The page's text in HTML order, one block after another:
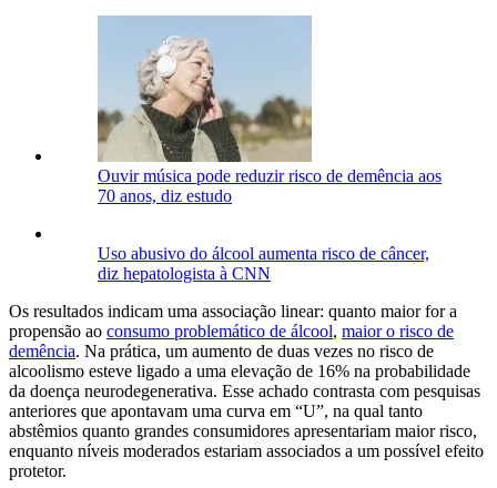
Ouvir música pode reduzir risco de demência aos
70 anos, diz estudo
Uso abusivo do álcool aumenta risco de câncer,
diz hepatologista à CNN
Os resultados indicam uma associação linear: quanto maior for a
propensão ao consumo problemático de álcool, maior o risco de
demência. Na prática, um aumento de duas vezes no risco de
alcoolismo esteve ligado a uma elevação de 16% na probabilidade
da doença neurodegenerativa. Esse achado contrasta com pesquisas
anteriores que apontavam uma curva em “U”, na qual tanto
abstêmios quanto grandes consumidores apresentariam maior risco,
enquanto níveis moderados estariam associados a um possível efeito
protetor.